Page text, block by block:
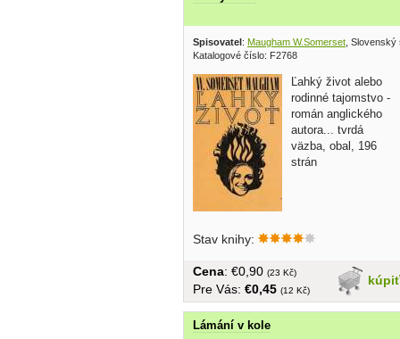
Spisovatel: Maugham W.Somerset ,
Katalogové číslo: F2768
Ľahký život alebo
rodinné tajomstvo -
román anglického
autora... tvrdá
väzba, obal, 196
strán
Stav knihy:
kúpiť
Cena: €0,90 (23 Kč)
Pre Vás: €0,45 (12 Kč)
Lámání v kole